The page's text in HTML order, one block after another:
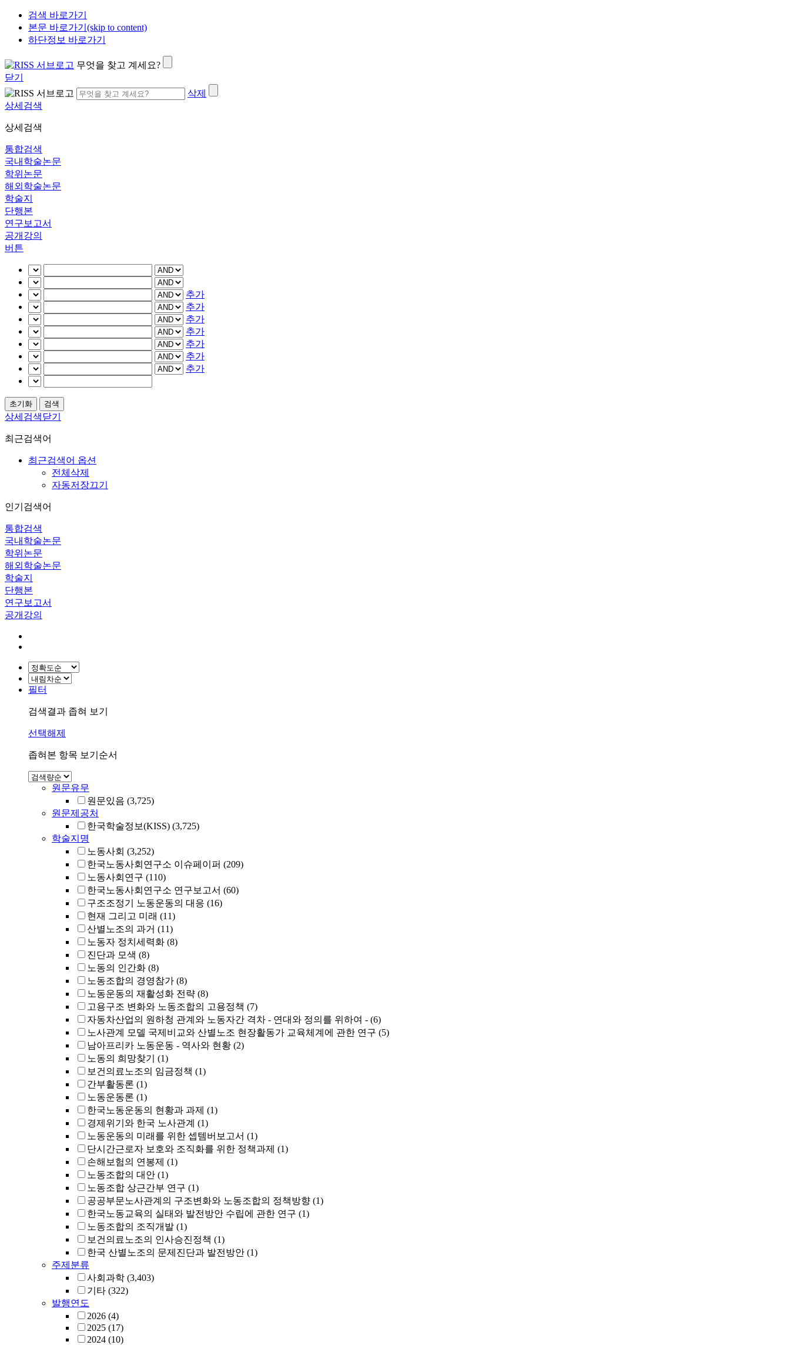
검색 바로가기
본문 바로가기(skip to content)
하단정보 바로가기
무엇을 찾고 계세요?
닫기
삭제
상세검색
상세검색
통합검색
국내학술논문
학위논문
해외학술논문
학술지
단행본
연구보고서
공개강의
버튼
추가
추가
추가
추가
추가
추가
추가
상세검색닫기
최근검색어
최근검색어 옵션
전체삭제
자동저장끄기
인기검색어
통합검색
국내학술논문
학위논문
해외학술논문
학술지
단행본
연구보고서
공개강의
필터
검색결과 좁혀 보기
선택해제
좁혀본 항목 보기순서
원문유무
원문있음 (3,725)
원문제공처
한국학술정보(KISS) (3,725)
학술지명
노동사회 (3,252)
한국노동사회연구소 이슈페이퍼 (209)
노동사회연구 (110)
한국노동사회연구소 연구보고서 (60)
구조조정기 노동운동의 대응 (16)
현재 그리고 미래 (11)
산별노조의 과거 (11)
노동자 정치세력화 (8)
진단과 모색 (8)
노동의 인간화 (8)
노동조합의 경영참가 (8)
노동운동의 재활성화 전략 (8)
고용구조 변화와 노동조합의 고용정책 (7)
자동차산업의 원하청 관계와 노동자간 격차 - 연대와 정의를 위하여 - (6)
노사관계 모델 국제비교와 산별노조 현장활동가 교육체계에 관한 연구 (5)
남아프리카 노동운동 - 역사와 현황 (2)
노동의 희망찾기
(1)
보건의료노조의 임금정책 (1)
간부활동론 (1)
노동운동론 (1)
한국노동운동의 현황과 과제 (1)
경제위기와 한국 노사관계 (1)
노동운동의 미래를 위한 셉템버보고서 (1)
단시간근로자 보호와 조직화를 위한 정책과제 (1)
손해보험의 연봉제 (1)
노동조합의 대안 (1)
노동조합 상근간부 연구 (1)
공공부문노사관계의 구조변화와 노동조합의 정책방향 (1)
한국노동교육의 실태와 발전방안 수립에 관한 연구 (1)
노동조합의 조직개발 (1)
보건의료노조의 인사승진정책 (1)
한국 산별노조의 문제진단과 발전방안 (1)
주제분류
사회과학 (3,403)
기타 (322)
발행연도
2026 (4)
2025 (17)
2024 (10)